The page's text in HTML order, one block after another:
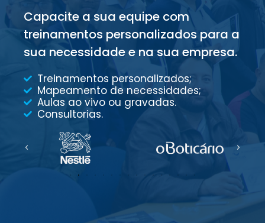
Capacite a sua equipe com
treinamentos personalizados para a
sua necessidade e na sua empresa.
Treinamentos personalizados;
Mapeamento de necessidades;
Aulas ao vivo ou gravadas.
Consultorias.